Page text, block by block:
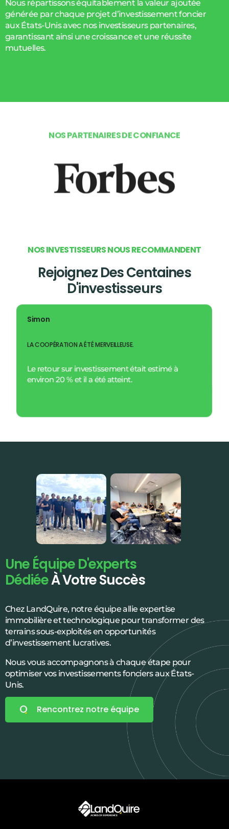
Nous répartissons équitablement la valeur ajoutée
générée par chaque projet d’investissement foncier
aux États-Unis avec nos investisseurs partenaires,
garantissant ainsi une croissance et une réussite
mutuelles.
NOSINVESTISSEURSNOUSRECOMMANDENT
Rejoignez Des Centaines
D'investisseurs
Simon
LA COOPÉRATION A ÉTÉ MERVEILLEUSE.
Le retour sur investissement était estimé à
environ 20 % et il a été atteint.
Une Équipe D'experts
DédiéeÀ Votre Succès
Chez LandQuire, notre équipe allie expertise
immobilière et technologique pour transformer des
terrains sous-exploités en opportunités
d’investissement lucratives.
Nous vous accompagnons à chaque étape pour
optimiser vos investissements fonciers aux États-
Unis.
Rencontrez notre équipe